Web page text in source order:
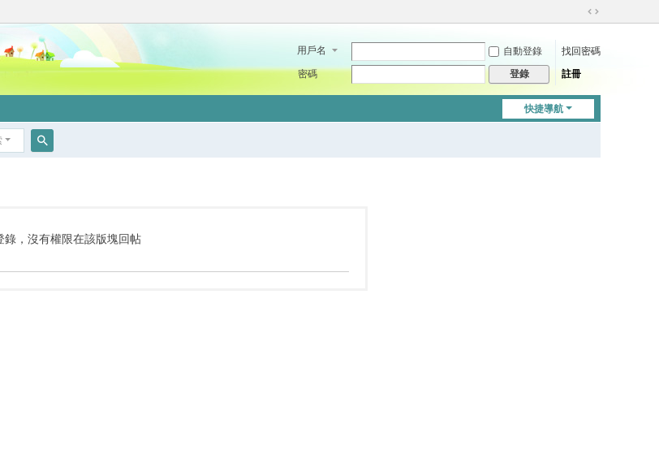
切
到
用戶名 自動登錄
找回密碼
密碼
登錄 註冊
快捷導航
錄，沒有權限在該版塊回帖